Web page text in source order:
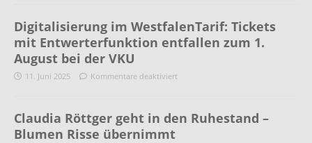
Digitalisierung im WestfalenTarif: Tickets
mit Entwerterfunktion entfallen zum 1.
August bei der VKU
11. Juni 2025 Kommentare deaktiviert
Claudia Röttger geht in den Ruhestand –
Blumen Risse übernimmt